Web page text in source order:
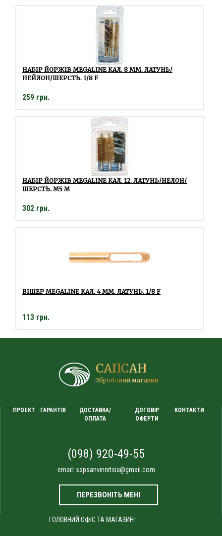
НАБІР ЙОРЖІВ MEGALINE КАЛ. 8 ММ. ЛАТУНЬ/
НЕЙЛОН/ШЕРСТЬ. 1/8 F
259 грн.
НАБІР ЙОРЖІВ MEGALINE КАЛ. 12. ЛАТУНЬ/НЕЛОН/
ШЕРСТЬ. M5 M
302 грн.
ВІШЕР MEGALINE КАЛ. 4 ММ. ЛАТУНЬ. 1/8 F
113 грн.
САПСАН
Збройовий магазин
ПРОЕКТ ГАРАНТІЯ
ДОСТАВКА/
ОПЛАТА
ДОГОВІР
ОФЕРТИ
КОНТАКТИ
(098) 920-49-55
email: sapsanvinnitsia@gmail.com
ПЕРЕЗВОНІТЬ МЕНІ
ГОЛОВНИЙ ОФІС ТА МАГАЗИН: